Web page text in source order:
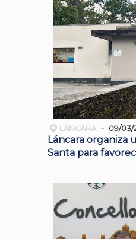
LÁNCARA 09/03/
Láncara organiza
Santa para